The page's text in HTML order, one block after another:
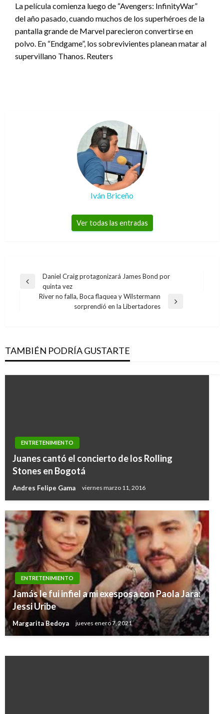
La película comienza luego de “Avengers: InfinityWar”
del año pasado, cuando muchos de los superhéroes de la
pantalla grande de Marvel parecieron convertirse en
polvo. En “Endgame”, los sobrevivientes planean matar al
supervillano Thanos. Reuters
Iván Briceño
Ver todas las entradas
Navegación
Entrada
anterior
Daniel Craig protagonizará James Bond por
quinta vez
River no falla, Boca flaquea y Wilstermann
sorprendió en la Libertadores
TAMBIÉN PODRÍA GUSTARTE
ENTRETENIMIENTO
Juanes cantó el concierto de los Rolling
Stones en Bogotá
Andres Felipe Gama viernes marzo 11, 2016
ENTRETENIMIENTO
Jamás le fui infiel a mi exesposa con Paola Jara:
Jessi Uribe
Margarita Bedoya jueves enero 7, 2021
ENTRETENIMIENTO
Murió el actor Martin Landau a sus 89 años
Andres Felipe Gama lunes julio 17, 2017